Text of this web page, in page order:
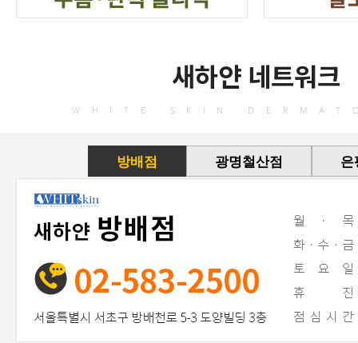
새하얀 네트워크
WHITE SKIN
방배점 광명철산점 은